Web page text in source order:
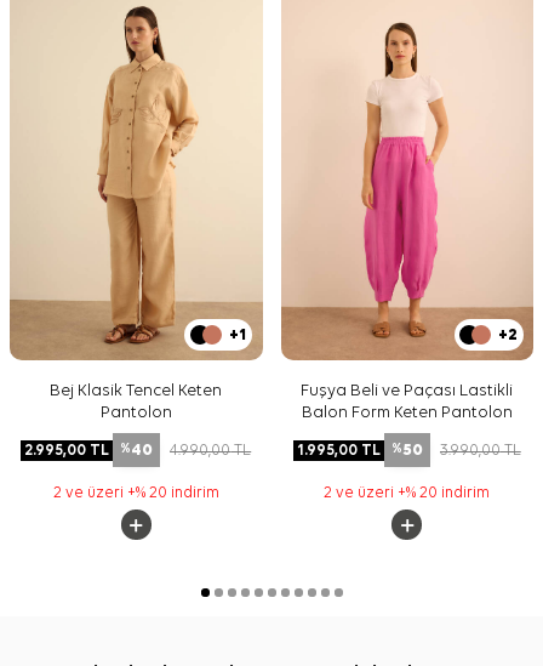
+1
Bej Klasik Tencel Keten
Pantolon
2.995,00 TL %40 4.990,00TL
2 ve üzeri +% 20 indirim
+2
Fuşya Beli ve Paçası Lastikli
Balon Form Keten Pantolon
1.995,00TL %50 3.990,00TL
2 ve üzeri +% 20 indirim